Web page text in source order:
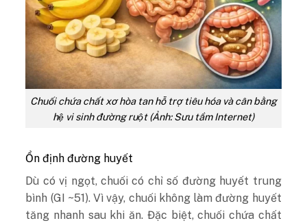
Chuối chứa chất xơ hòa tan hỗ trợ tiêu hóa và cân bằng
hệ vi sinh đường ruột (Ảnh: Sưu tầm Internet)
Ổn định đường huyết
Dù có vị ngọt, chuối có chỉ số đường huyết trung
bình (GI ~51). Vì vậy, chuối không làm đường huyết
tăng nhanh sau khi ăn. Đặc biệt, chuối chứa chất